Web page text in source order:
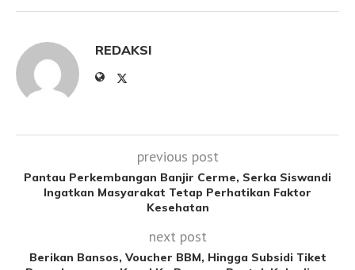
REDAKSI
previous post
Pantau Perkembangan Banjir Cerme, Serka Siswandi
Ingatkan Masyarakat Tetap Perhatikan Faktor
Kesehatan
next post
Berikan Bansos, Voucher BBM, Hingga Subsidi Tiket